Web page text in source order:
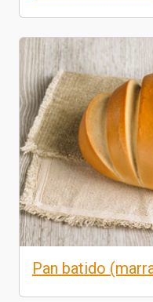
Pan batido